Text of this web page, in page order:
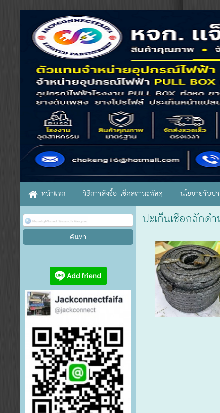
หน้าแรก วิธีการสั่งซื้อ เช็คสถานะพัสดุ นโยบายรับป
ปะเก็นเชือกถักด